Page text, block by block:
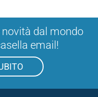
novità dal mondo
email!